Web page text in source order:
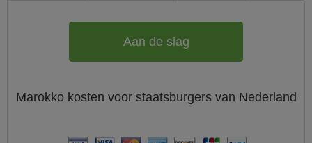
Aan de slag
Marokko kosten voor staatsburgers van Nederland